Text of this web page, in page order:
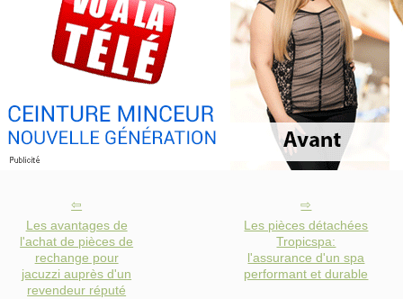
Les avantages de
l'achat de pièces de
rechange pour
jacuzzi auprès d'un
revendeur réputé
Les pièces détachées
Tropicspa:
l'assurance d'un spa
performant et durable